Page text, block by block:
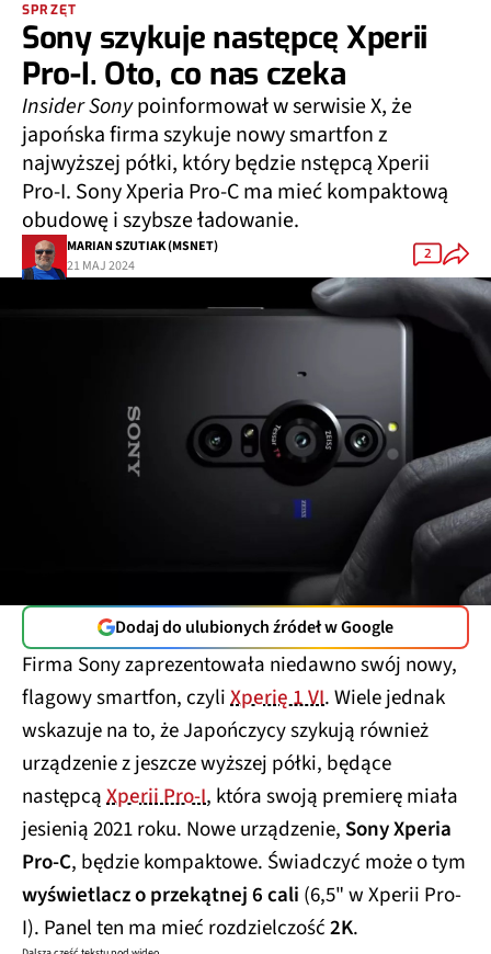
SPRZĘT
Sony szykuje następcę Xperii
Pro-I. Oto, co nas czeka
Insider Sonypoinformował w serwisie X, że
japońska firma szykuje nowy smartfon z
najwyższej półki, który będzie nstępcą Xperii
Pro-I. Sony Xperia Pro-C ma mieć kompaktową
obudowę i szybsze ładowanie.
MARIAN SZUTIAK (MSNET)
21 MAJ 2024
2
Dodaj do ulubionych źródeł w Google
Firma Sony zaprezentowała niedawno swój nowy,
flagowy smartfon, czyliXperię 1 VI. Wiele jednak
wskazuje na to, że Japończycy szykują również
urządzenie z jeszcze wyższej półki, będące
następcąXperii Pro-I, która swoją premierę miała
jesienią 2021 roku. Nowe urządzenie, Sony Xperia
Pro-C, będzie kompaktowe. Świadczyć może o tym
wyświetlacz o przekątnej 6 cali (6,5" w Xperii Pro-
I). Panel ten ma mieć rozdzielczość2K.